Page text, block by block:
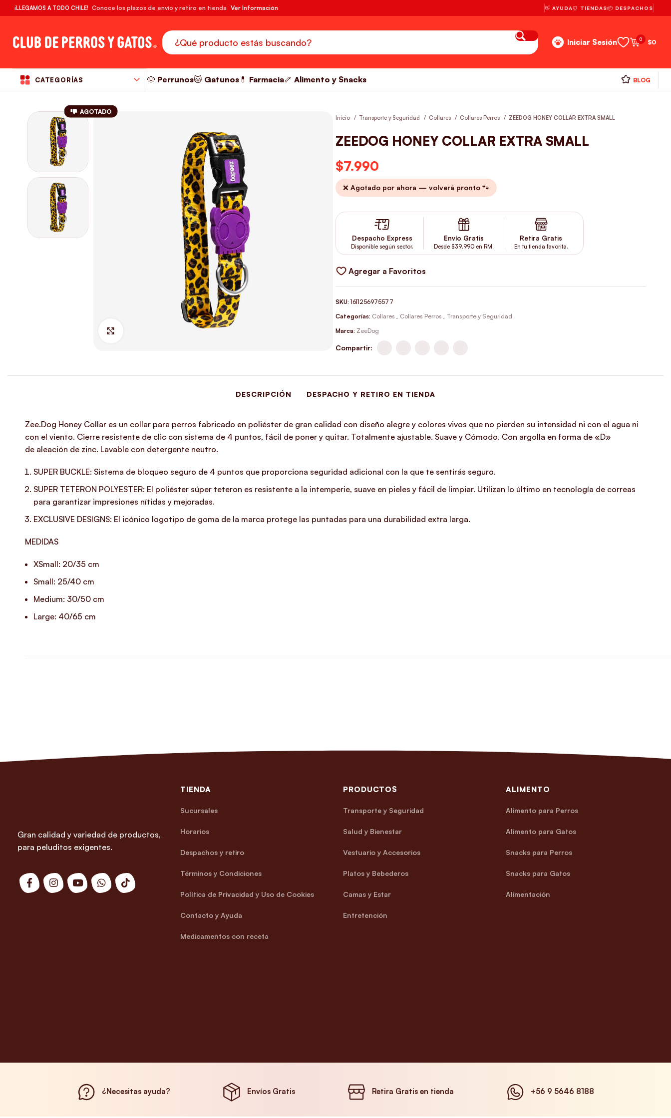
¡LLEGAMOS A TODO CHILE! Conoce los plazos de envío y retiro en tienda Ver Información 👋 AYUDA⏰ TIENDAS📦 DESPACHOS
Iniciar Sesión 0 $0
CATEGORÍAS 🐶 Perrunos🐱 Gatunos 💊 Farmacia🦴 Alimento y Snacks BLOG
AGOTADO
Inicio Transporte y Seguridad Collares Collares Perros ZEEDOG HONEY COLLAR EXTRA SMALL
ZEEDOG HONEY COLLAR EXTRA SMALL
$7.990
❌ Agotado por ahora — volverá pronto 🐾
Despacho Express
Disponible según sector.
Envío Gratis
Desde $39.990 en RM.
Retira Gratis
En tu tienda favorita.
Agregar a Favoritos
SKU: 1611256975577
Categorías: Collares , Collares Perros , Transporte y Seguridad
Marca: ZeeDog
Compartir:
DESCRIPCIÓN DESPACHO Y RETIRO EN TIENDA
Zee.Dog Honey Collar es un collar para perros fabricado en poliéster de gran calidad con diseño alegre y colores vivos que no pierden su intensidad ni con el agua ni
con el viento. Cierre resistente de clic con sistema de 4 puntos, fácil de poner y quitar. Totalmente ajustable. Suave y Cómodo. Con argolla en forma de «D»
de aleación de zinc. Lavable con detergente neutro.
SUPER BUCKLE: Sistema de bloqueo seguro de 4 puntos que proporciona seguridad adicional con la que te sentirás seguro.
SUPER TETERON POLYESTER: El poliéster súper teteron es resistente a la intemperie, suave en pieles y fácil de limpiar. Utilizan lo último en tecnología de correas
para garantizar impresiones nítidas y mejoradas.
EXCLUSIVE DESIGNS: El icónico logotipo de goma de la marca protege las puntadas para una durabilidad extra larga.
MEDIDAS
XSmall: 20/35 cm
Small: 25/40 cm
Medium: 30/50 cm
Large: 40/65 cm
Gran calidad y variedad de productos,
para peluditos exigentes.
TIENDA
Sucursales
Horarios
Despachos y retiro
Términos y Condiciones
Política de Privacidad y Uso de Cookies
Contacto y Ayuda
Medicamentos con receta
PRODUCTOS
Transporte y Seguridad
Salud y Bienestar
Vestuario y Accesorios
Platos y Bebederos
Camas y Estar
Entretención
ALIMENTO
Alimento para Perros
Alimento para Gatos
Snacks para Perros
Snacks para Gatos
Alimentación
¿Necesitas ayuda? Envíos Gratis Retira Gratis en tienda +56 9 5646 8188
RM